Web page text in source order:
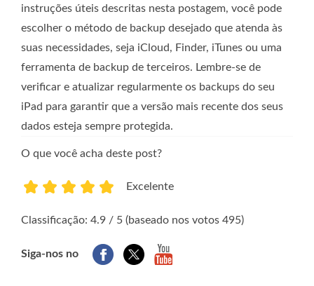
instruções úteis descritas nesta postagem, você pode
escolher o método de backup desejado que atenda às
suas necessidades, seja iCloud, Finder, iTunes ou uma
ferramenta de backup de terceiros. Lembre-se de
verificar e atualizar regularmente os backups do seu
iPad para garantir que a versão mais recente dos seus
dados esteja sempre protegida.
O que você acha deste post?
Excelente
Classificação: 4.9 / 5 (baseado nos votos 495)
Siga-nos no